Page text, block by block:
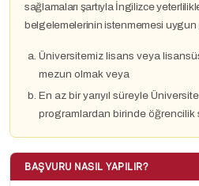
sağlamaları şartıyla İngilizce
belgelemelerinin istenmemesi uygun
Üniversitemiz lisans veya
mezun olmak veya
En az bir yarıyıl süreyle
programlardan birinde öğrencilik
BAŞVURU NASIL YAPILIR?